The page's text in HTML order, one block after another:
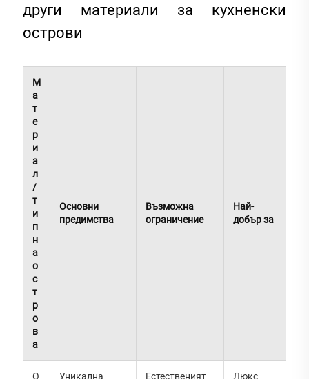
други материали за кухненски
острови
М
а
т
е
р
и
а
л
/
т
и
п
н
а
о
с
т
р
о
в
а
Основни
предимства
Възможна
ограничение
Най-
добър за
О
Уникална
Естественият
Люкс